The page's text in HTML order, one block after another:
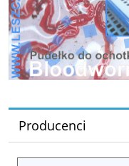
Producenci